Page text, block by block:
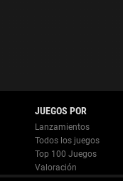
Lanzamientos
Todos los juegos
Top 100 Juegos
Valoración